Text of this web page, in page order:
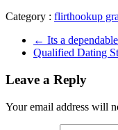
Category : flirthookup
← Its a
Qualified Dating
Leave a Reply
Your email address will